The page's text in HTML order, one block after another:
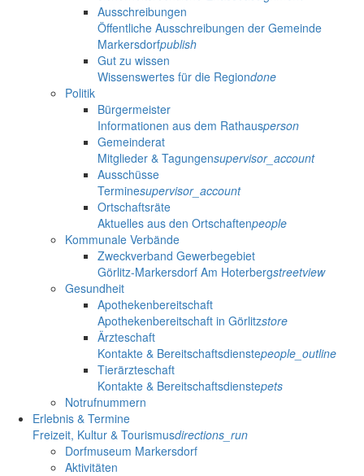
Ausschreibungen
Öffentliche Ausschreibungen der Gemeinde
Markersdorfpublish
Gut zu wissen
Wissenswertes für die Regiondone
Politik
Bürgermeister
Informationen aus dem Rathausperson
Gemeinderat
Mitglieder & Tagungensupervisor_account
Ausschüsse
Terminesupervisor_account
Ortschaftsräte
Aktuelles aus den Ortschaftenpeople
Kommunale Verbände
Zweckverband Gewerbegebiet
Görlitz-Markersdorf Am Hoterbergstreetview
Gesundheit
Apothekenbereitschaft
Apothekenbereitschaft in Görlitzstore
Ärzteschaft
Kontakte & Bereitschaftsdienstepeople_outline
Tierärzteschaft
Kontakte & Bereitschaftsdienstepets
Notrufnummern
Erlebnis & Termine
Freizeit, Kultur & Tourismusdirections_run
Dorfmuseum Markersdorf
Aktivitäten